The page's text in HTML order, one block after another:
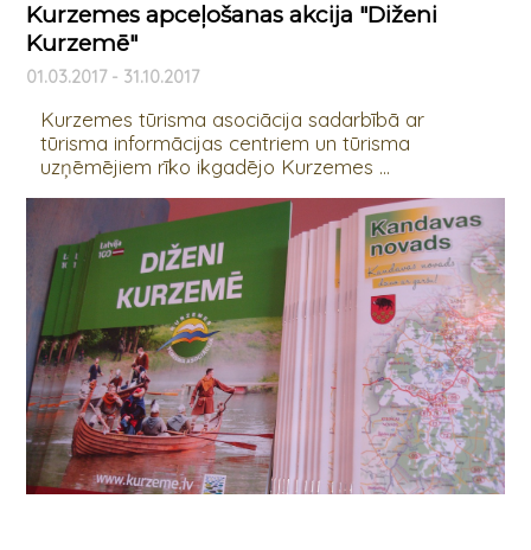
Kurzemes apceļošanas akcija "Diženi
Kurzemē"
01.03.2017 - 31.10.2017
Kurzemes tūrisma asociācija sadarbībā ar
tūrisma informācijas centriem un tūrisma
uzņēmējiem rīko ikgadējo Kurzemes ...